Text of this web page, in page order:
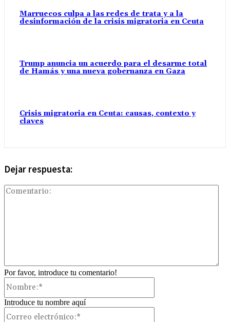
Marruecos culpa a las redes de trata y a la
desinformación de la crisis migratoria en Ceuta
Trump anuncia un acuerdo para el desarme total
de Hamás y una nueva gobernanza en Gaza
Crisis migratoria en Ceuta: causas, contexto y
claves
Dejar respuesta:
Por favor, introduce tu comentario!
Introduce tu nombre aquí